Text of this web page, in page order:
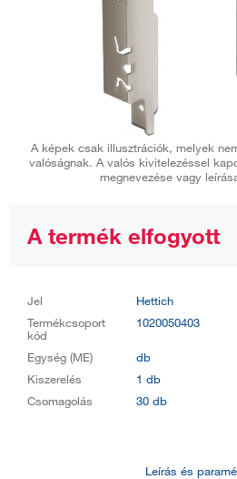
A képek csak illusztrációk, melyek
valóságnak. A valós kivitelezéssel
megnevezése vagy
A termék elfogyott
Jel
Hettich
Termékcsoport
kód
1020050403
Egység (ME)
db
Kiszerelés
1 db
Csomagolás
30 db
Leírás és